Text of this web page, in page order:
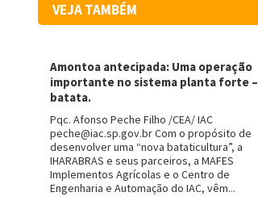
VEJA TAMBÉM
Amontoa antecipada: Uma operação
importante no sistema planta forte –
batata.
Pqc. Afonso Peche Filho /CEA/ IAC
peche@iac.sp.gov.br Com o propósito de
desenvolver uma “nova bataticultura”, a
IHARABRAS e seus parceiros, a MAFES
Implementos Agrícolas e o Centro de
Engenharia e Automação do IAC, vêm...